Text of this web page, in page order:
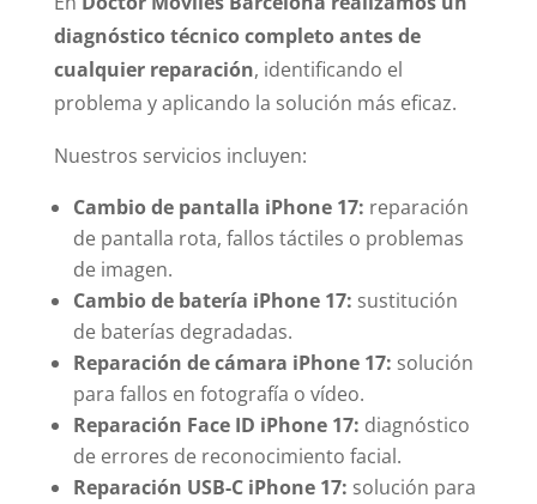
diagnóstico técnico completo antes de
cualquier reparación, identificando el
problema y aplicando la solución más eficaz.
Nuestros servicios incluyen:
Cambio de pantalla iPhone 17: reparación
de pantalla rota, fallos táctiles o problemas
de imagen.
Cambio de batería iPhone 17: sustitución
de baterías degradadas.
Reparación de cámara iPhone 17: solución
para fallos en fotografía o vídeo.
Reparación Face ID iPhone 17: diagnóstico
de errores de reconocimiento facial.
Reparación USB-C iPhone 17: solución para